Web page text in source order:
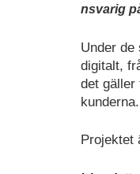
nsvarig
Under de
digitalt,
det gäller
kunderna.
Projektet